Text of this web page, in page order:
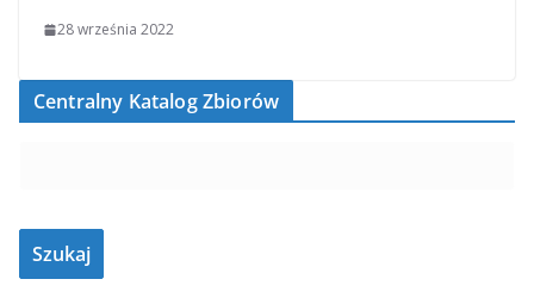
28 września 2022
Centralny Katalog Zbiorów